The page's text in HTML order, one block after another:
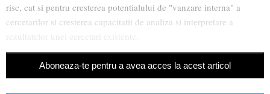
risc, cat si pentru cresterea potentialului de "vanzare interna" a
cercetarilor si cresterea capacitatii de analiza si interpretare a
rezultatelor unei cercetari existente.
Aboneaza-te pentru a avea acces la acest articol